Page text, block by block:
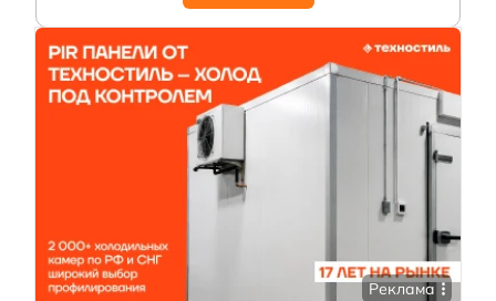
Реклама